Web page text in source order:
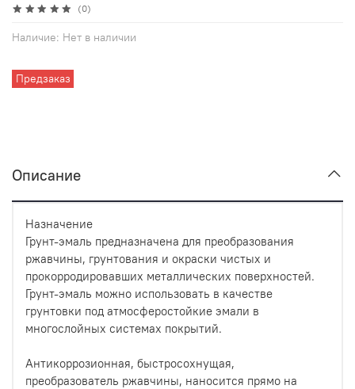
(0)
Наличие: Нет в наличии
Предзаказ
Описание
Назначение
Грунт-эмаль предназначена для преобразования
ржавчины, грунтования и окраски чистых и
прокорродировавших металлических поверхностей.
Грунт-эмаль можно использовать в качестве
грунтовки под атмосферостойкие эмали в
многослойных системах покрытий.
Антикоррозионная, быстросохнущая,
преобразователь ржавчины, наносится прямо на